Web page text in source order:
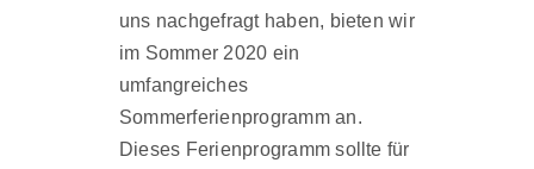
uns nachgefragt haben, bieten wir
im Sommer 2020 ein
umfangreiches
Sommerferienprogramm an.
Dieses Ferienprogramm sollte für